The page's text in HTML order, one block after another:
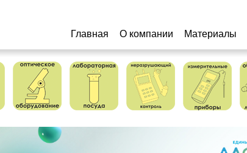
Главная О компании Материалы